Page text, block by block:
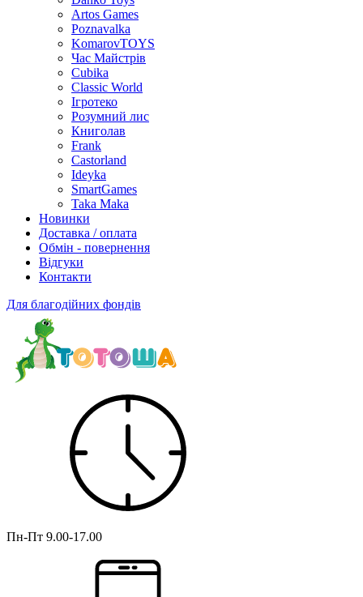
Artos Games
Poznavalka
KomarovTOYS
Час Майстрів
Cubika
Classic World
Ігротеко
Розумний лис
Книголав
Frank
Castorland
Ideyka
SmartGames
Taka Maka
Новинки
Доставка / оплата
Обмін - повернення
Відгуки
Контакти
Для благодійних фондів
Пн-Пт 9.00-17.00